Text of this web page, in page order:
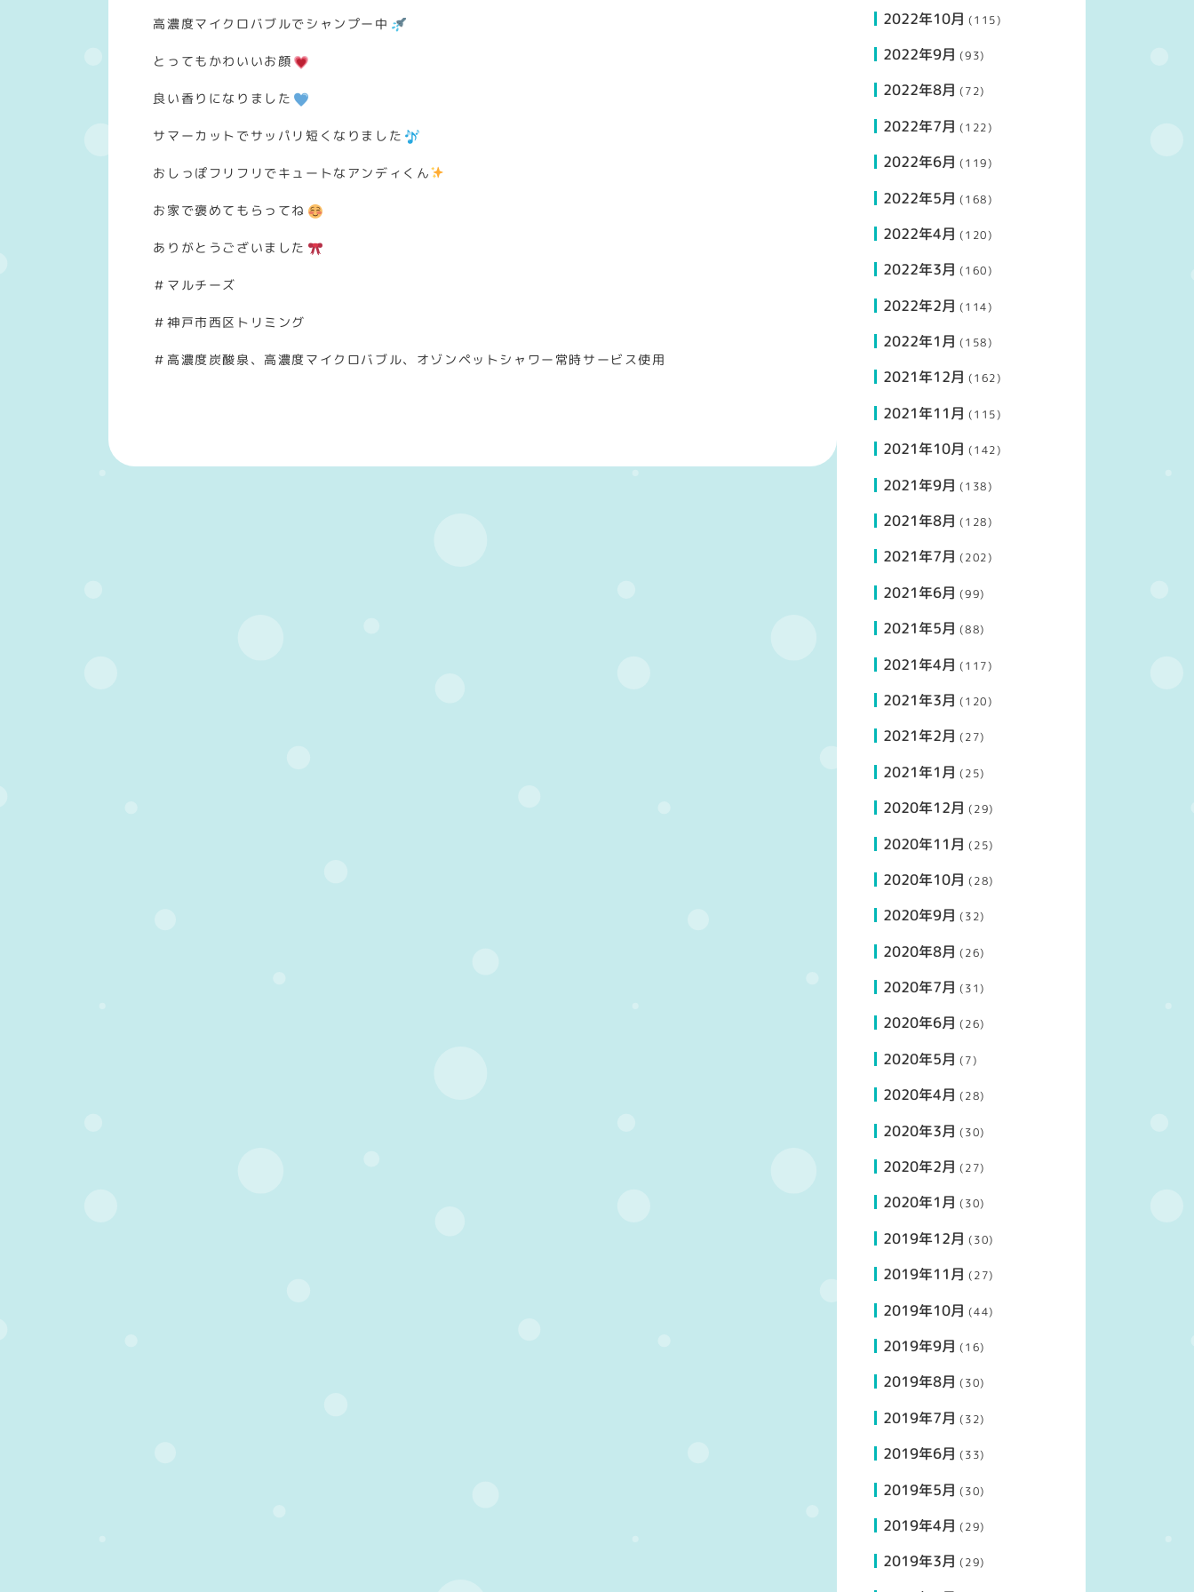
高濃度マイクロバブルでシャンプー中
とってもかわいいお顔
良い香りになりました
サマーカットでサッパリ短くなりました
おしっぽフリフリでキュートなアンディくん
お家で褒めてもらってね
ありがとうございました
＃マルチーズ
＃神戸市西区トリミング
＃高濃度炭酸泉、高濃度マイクロバブル、オゾンペットシャワー常時サービス使用
2022年10月 (115)
2022年9月 (93)
2022年8月 (72)
2022年7月 (122)
2022年6月 (119)
2022年5月 (168)
2022年4月 (120)
2022年3月 (160)
2022年2月 (114)
2022年1月 (158)
2021年12月 (162)
2021年11月 (115)
2021年10月 (142)
2021年9月 (138)
2021年8月 (128)
2021年7月 (202)
2021年6月 (99)
2021年5月 (88)
2021年4月 (117)
2021年3月 (120)
2021年2月 (27)
2021年1月 (25)
2020年12月 (29)
2020年11月 (25)
2020年10月 (28)
2020年9月 (32)
2020年8月 (26)
2020年7月 (31)
2020年6月 (26)
2020年5月 (7)
2020年4月 (28)
2020年3月 (30)
2020年2月 (27)
2020年1月 (30)
2019年12月 (30)
2019年11月 (27)
2019年10月 (44)
2019年9月 (16)
2019年8月 (30)
2019年7月 (32)
2019年6月 (33)
2019年5月 (30)
2019年4月 (29)
2019年3月 (29)